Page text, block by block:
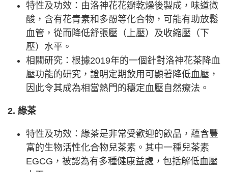
特性及功效：由洛神花花瓣乾燥後製成，味道微
酸，含有花青素和多酚等化合物，可能有助放鬆
血管，從而降低舒張壓（上壓）及收縮壓（下
壓）水平。
相關研究：根據2019年的一個針對洛神花茶降血
壓功能的研究，證明定期飲用可顯著降低血壓，
因此令其成為相當熱門的穩定血壓自然療法。
2. 綠茶
特性及功效：綠茶是非常受歡迎的飲品，蘊含豐
富的生物活性化合物兒茶素。其中一種兒茶素
EGCG，被認為有多種健康益處，包括解低血壓